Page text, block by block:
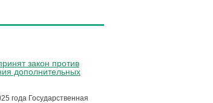
закон против
дополнительных
года Государственная